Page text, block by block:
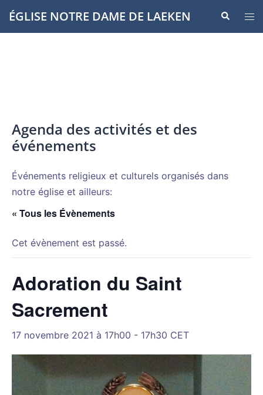
Aller
auÉGLISE NOTRE DAME DE LAEKEN
le
Agenda des activités et des
événements
Événements religieux et culturels organisés dans
notre église et ailleurs:
« Tous les Évènements
Cet évènement est passé.
Adoration du Saint
Sacrement
17 novembre 2021 à 17h00 - 17h30 CET